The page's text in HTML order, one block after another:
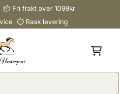
Fri frakt over 1099kr
⏱️ Rask levering